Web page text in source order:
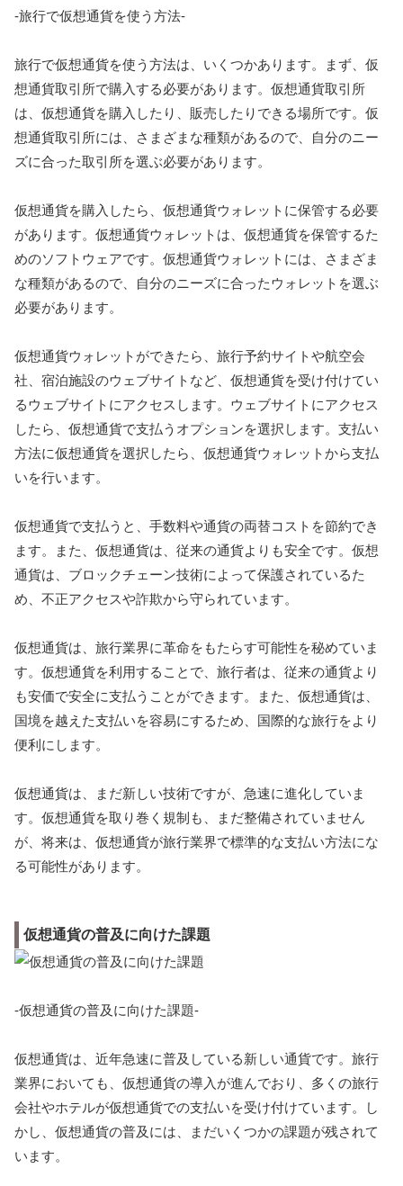
-旅行で仮想通貨を使う方法-
旅行で仮想通貨を使う方法は、いくつかあります。まず、仮
想通貨取引所で購入する必要があります。仮想通貨取引所
は、仮想通貨を購入したり、販売したりできる場所です。仮
想通貨取引所には、さまざまな種類があるので、自分のニー
ズに合った取引所を選ぶ必要があります。
仮想通貨を購入したら、仮想通貨ウォレットに保管する必要
があります。仮想通貨ウォレットは、仮想通貨を保管するた
めのソフトウェアです。仮想通貨ウォレットには、さまざま
な種類があるので、自分のニーズに合ったウォレットを選ぶ
必要があります。
仮想通貨ウォレットができたら、旅行予約サイトや航空会
社、宿泊施設のウェブサイトなど、仮想通貨を受け付けてい
るウェブサイトにアクセスします。ウェブサイトにアクセス
したら、仮想通貨で支払うオプションを選択します。支払い
方法に仮想通貨を選択したら、仮想通貨ウォレットから支払
いを行います。
仮想通貨で支払うと、手数料や通貨の両替コストを節約でき
ます。また、仮想通貨は、従来の通貨よりも安全です。仮想
通貨は、ブロックチェーン技術によって保護されているた
め、不正アクセスや詐欺から守られています。
仮想通貨は、旅行業界に革命をもたらす可能性を秘めていま
す。仮想通貨を利用することで、旅行者は、従来の通貨より
も安価で安全に支払うことができます。また、仮想通貨は、
国境を越えた支払いを容易にするため、国際的な旅行をより
便利にします。
仮想通貨は、まだ新しい技術ですが、急速に進化していま
す。仮想通貨を取り巻く規制も、まだ整備されていません
が、将来は、仮想通貨が旅行業界で標準的な支払い方法にな
る可能性があります。
仮想通貨の普及に向けた課題
-仮想通貨の普及に向けた課題-
仮想通貨は、近年急速に普及している新しい通貨です。旅行
業界においても、仮想通貨の導入が進んでおり、多くの旅行
会社やホテルが仮想通貨での支払いを受け付けています。し
かし、仮想通貨の普及には、まだいくつかの課題が残されて
います。